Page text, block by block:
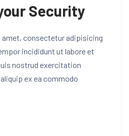
Security
consectetur adipisicing
incididunt ut labore et
nostrud exercitation
ex ea commodo